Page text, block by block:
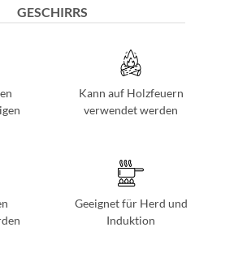
GESCHIRRS
Kann auf Holzfeuern
verwendet werden
Geeignet für Herd und
Induktion